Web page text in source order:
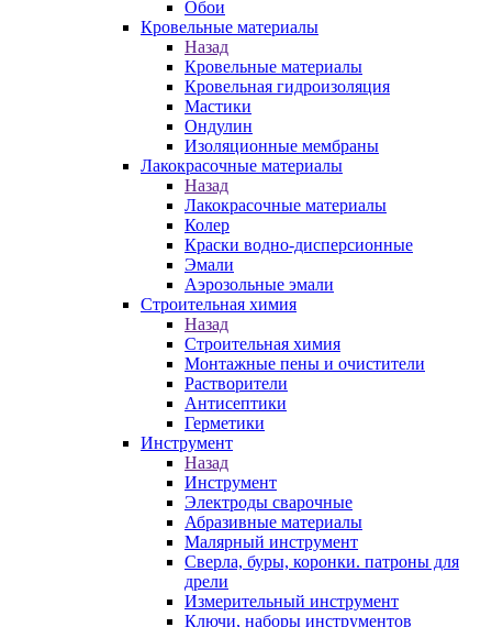
Обои
Кровельные материалы
Назад
Кровельные материалы
Кровельная гидроизоляция
Мастики
Ондулин
Изоляционные мембраны
Лакокрасочные материалы
Назад
Лакокрасочные материалы
Колер
Краски водно-дисперсионные
Эмали
Аэрозольные эмали
Строительная химия
Назад
Строительная химия
Монтажные пены и очистители
Растворители
Антисептики
Герметики
Инструмент
Назад
Инструмент
Электроды сварочные
Абразивные материалы
Малярный инструмент
Сверла, буры, коронки. патроны для
дрели
Измерительный инструмент
Ключи, наборы инструментов